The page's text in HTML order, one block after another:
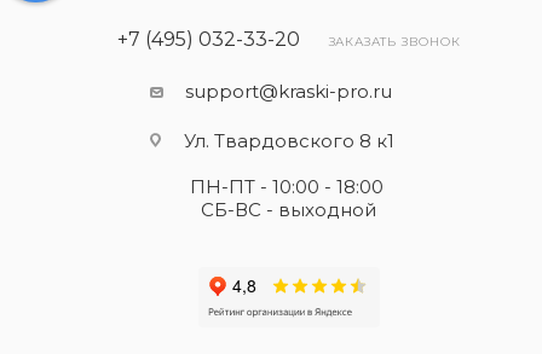
+7 (495) 032-33-20 ЗАКАЗАТЬ ЗВОНОК
support@kraski-pro.ru
Ул. Твардовского 8 к1
ПН-ПТ - 10:00 - 18:00
СБ-ВС - выходной